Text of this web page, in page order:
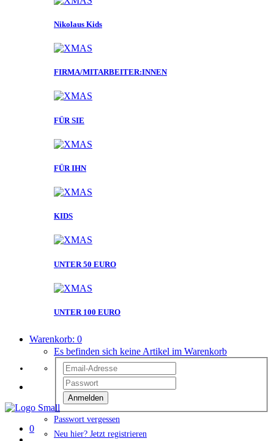
Nikolaus Kids
FIRMA/MITARBEITER:INNEN
FÜR SIE
FÜR IHN
KIDS
UNTER 50 EURO
UNTER 100 EURO
Warenkorb: 0
Es befinden sich keine Artikel im Warenkorb
Anmelden
Passwort vergessen
Neu hier? Jetzt registrieren
0